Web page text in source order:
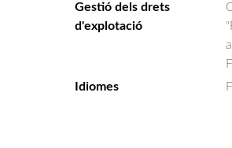
Gestió dels drets
d'explotació
Idiomes